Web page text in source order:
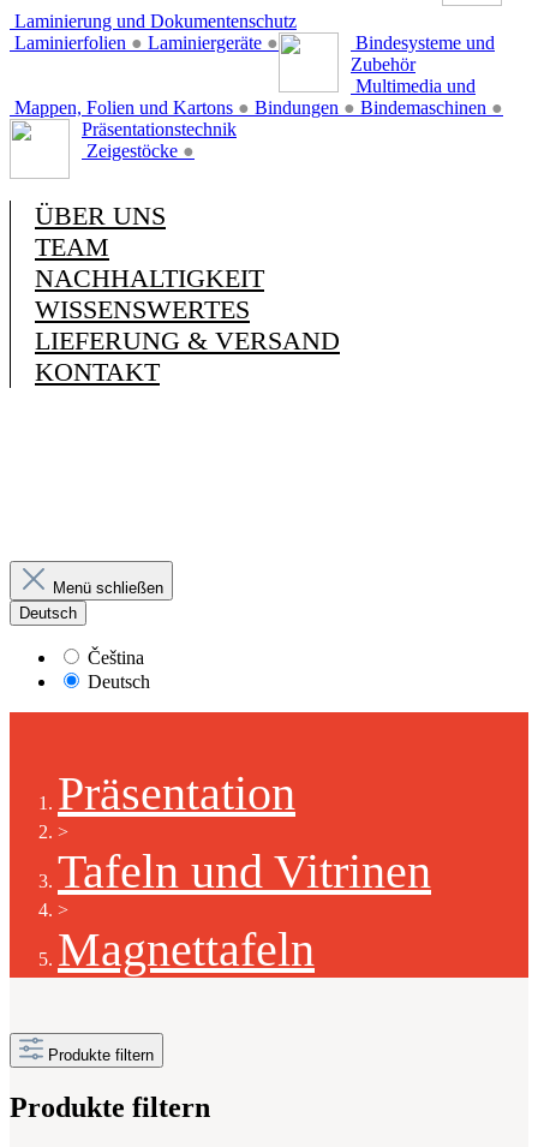
Laminierung und Dokumentenschutz
Laminierfolien ● Laminiergeräte ●
Bindesysteme und
Zubehör
Mappen, Folien und Kartons ● Bindungen ● Bindemaschinen ●
Multimedia und
Präsentationstechnik
Zeigestöcke ●
ÜBER UNS
TEAM
NACHHALTIGKEIT
WISSENSWERTES
LIEFERUNG & VERSAND
KONTAKT
Menü schließen
Deutsch
Čeština
Deutsch
Präsentation
>
Tafeln und Vitrinen
>
Magnettafeln
Produkte filtern
Produkte filtern